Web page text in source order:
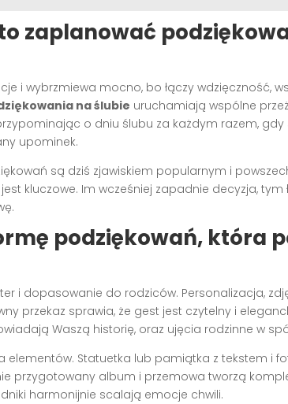
zaplanować
i wybrzmiewa mocno, bo łączy wdzięczność,
na ślubie uruchamiają wspólne
o dniu ślubu za każdym razem,
upominek.
są dziś zjawiskiem popularnym i
kluczowe. Im wcześniej zapadnie decyzja, tym
podziękowań, która
i dopasowanie do rodziców. Personalizacja,
przekaz sprawia, że gest jest czytelny i
Waszą historię, oraz ujęcia rodzinne w
elementów. Statuetka lub pamiątka z tekstem i
przygotowany album i przemowa tworzą
harmonijnie scalają emocje chwili.